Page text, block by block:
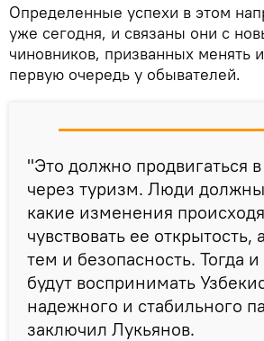
Определенные успехи в этом
уже сегодня, и связаны они с
чиновников, призванных менять
первую очередь у обывателей.
"Это должно продвигаться
через туризм. Люди
какие изменения
чувствовать ее открытость,
тем и безопасность. Тогда
будут воспринимать
надежного и стабильного
заключил Лукьянов.